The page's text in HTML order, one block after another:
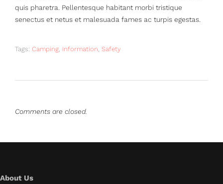
quis pharetra. Pellentesque habitant morbi tristique
senectus et netus et malesuada fames ac turpis egestas.
Tags: Camping Information Safety
Comments are closed.
About Us